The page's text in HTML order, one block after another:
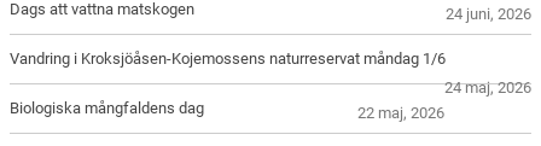
Dags att vattna matskogen 24 juni, 2026
Vandring i Kroksjöåsen-Kojemossens naturreservat måndag 1/6
24 maj, 2026
Biologiska mångfaldens dag
22 maj, 2026